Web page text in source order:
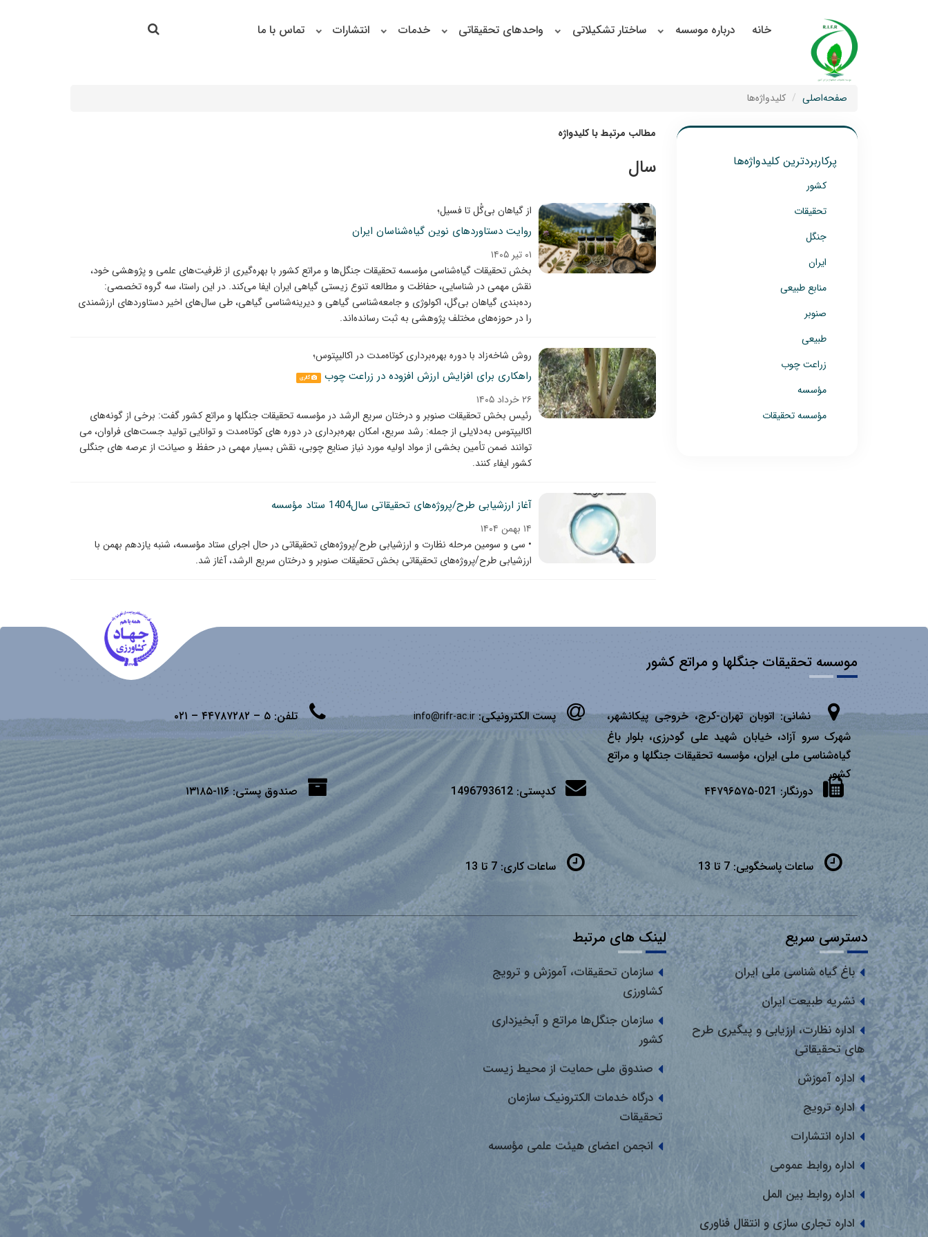
خانه درباره موسسه ساختار تشکیلاتی واحدهای تحقیقاتی خدمات انتشارات تماس با ما جستجو
صفحه‌اصلی کلیدواژه‌ها
مطالب مرتبط با کلیدواژه
سال
از گیاهان بی‌گُل تا فسیل؛
روایت دستاوردهای نوین گیاه‌شناسان ایران
۰۱ تیر ۱۴۰۵
بخش تحقیقات گیاه‌شناسی مؤسسه تحقیقات جنگل‌ها و مراتع کشور با بهره‌گیری از ظرفیت‌های علمی و پژوهشی خود،
نقش مهمی در شناسایی، حفاظت و مطالعه تنوع زیستی گیاهی ایران ایفا می‌کند. در این راستا، سه گروه تخصصی:
رده‌بندی گیاهان بی‌گل، اکولوژی و جامعه‌شناسی گیاهی و دیرینه‌شناسی گیاهی، طی سال‌های اخیر دستاوردهای ارزشمندی
را در حوزه‌های مختلف پژوهشی به ثبت رسانده‌اند.
روش شاخه‌زاد با دوره بهره‌برداری کوتاه‌مدت در اکالیپتوس؛
راهکاری برای افزایش ارزش افزوده در زراعت چوب گالری
۲۶ خرداد ۱۴۰۵
رئیس بخش تحقیقات صنوبر و درختان سریع ‌الرشد در مؤسسه تحقیقات جنگلها و مراتع کشور گفت: برخی از گونه‌های
اکالیپتوس به‌دلایلی از جمله: رشد سریع، امکان بهره‌برداری در دوره ‌های کوتاه‌مدت و توانایی تولید جست‌های فراوان، می
‌توانند ضمن تأمین بخشی از مواد اولیه مورد نیاز صنایع چوبی، نقش بسیار مهمی در حفظ و صیانت از عرصه‌ های جنگلی
کشور ایفاء کنند.
آغاز ارزشیابی طرح/پروژه‌های تحقیقاتی سال1404 ستاد مؤسسه
۱۴ بهمن ۱۴۰۴
• سی و سومین مرحله نظارت و ارزشیابی طرح/پروژه‌های تحقیقاتی در حال اجرای ستاد مؤسسه، شنبه یازدهم بهمن با
ارزشیابی طرح/پروژه‌های تحقیقاتی بخش تحقیقات صنوبر و درختان سریع الرشد، آغاز شد.
پرکاربردترین کلیدواژه‌ها
کشور
تحقیقات
جنگل
ایران
منابع طبیعی
صنوبر
طبیعی
زراعت چوب
مؤسسه
مؤسسه تحقیقات
موسسه تحقیقات جنگلها و مراتع کشور
نشانی:اتوبان تهران­-كرج، خروجی پیكانشهر،
شهرک سرو آزاد، خیابان شهید علی گودرزی، بلوار باغ
گیاه‌شناسی ملی ایران، مؤسسه تحقیقات جنگلها و مراتع
كشور
پست الکترونیکی:info@rifr-ac.ir تلفن:۵ – ۴۴۷۸۷۲۸۲ – ۰۲۱
دورنگار: 021-۴۴۷۹۶۵۷۵ کدپستی:1496793612 صندوق پستی:۱۱۶-۱۳۱۸۵
ساعات پاسخگویی: 7 تا 13 ساعات کاری:7 تا 13
دسترسی سریع
باغ گیاه شناسی ملی ایران
نشریه طبیعت ایران
اداره نظارت، ارزیابی و پیگیری طرح
های تحقیقاتی
اداره آموزش
اداره ترویج
اداره انتشارات
اداره روابط عمومی
اداره روابط بین المل
اداره تجاری سازی و انتقال فناوری
لینک های مرتبط
سازمان تحقیقات، آموزش و ترویج
کشاورزی
سازمان جنگل‌ها مراتع و آبخیزداری
کشور
صندوق ملی حمایت از محیط زیست
درگاه خدمات الکترونیک سازمان
تحقیقات
انجمن اعضای هیئت علمی مؤسسه